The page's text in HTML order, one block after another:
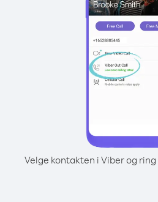
Velge kontakten i Viber og